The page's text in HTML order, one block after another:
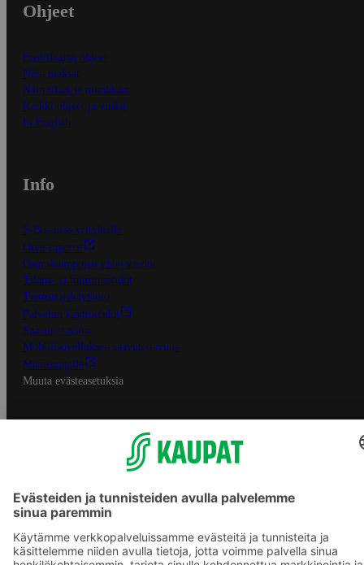
Ohjeet
Ensitilaajan ohjeet
Näin maksat
Näin tilaat ja muokkaat
Kaikki ohjeet ja vinkit
In English
Info
S-Business yrityksille
Oiva-raportit
Osuuskauppojen yhteystiedot
Tilaus- ja toimitusehdot
Tietosuojakäytäntö
Palvelun käyttöehdot
Saavutettavuus
Mobiilisovelluksen saavutettavuus
Mainostajalle
Muuta evästeasetuksia
S-ryhmän palvelut
S-ryhmä
Asiakasomistajuus
S-ostoslista -sovellus
Prisma.fi